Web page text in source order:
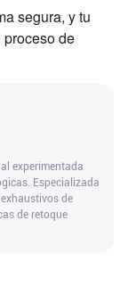
segura, y tu
de
experimentada
Especializada
de
de retoque